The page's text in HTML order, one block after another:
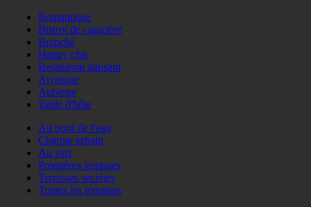
Romantique
Bistrot de caractère
Branché
Happy chic
Restaurant dansant
Atypique
Auberge
Table d'hôte
Au bord de l'eau
Charme urbain
Au vert
Premières terrasses
Terrasses secrètes
Toutes les terrasses